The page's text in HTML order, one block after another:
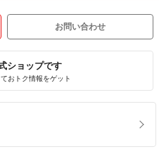
お問い合わせ
ショップです
おトク情報をゲット